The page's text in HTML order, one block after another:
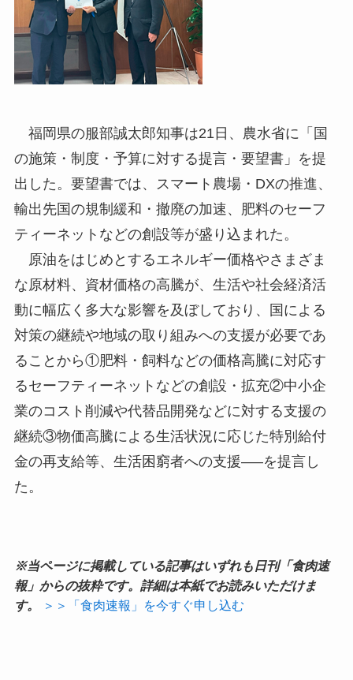
福岡県の服部誠太郎知事は21日、農水省に「国
の施策・制度・予算に対する提言・要望書」を提
出した。要望書では、スマート農場・DXの推進、
輸出先国の規制緩和・撤廃の加速、肥料のセーフ
ティーネットなどの創設等が盛り込まれた。
原油をはじめとするエネルギー価格やさまざま
な原材料、資材価格の高騰が、生活や社会経済活
動に幅広く多大な影響を及ぼしており、国による
対策の継続や地域の取り組みへの支援が必要であ
ることから①肥料・飼料などの価格高騰に対応す
るセーフティーネットなどの創設・拡充②中小企
業のコスト削減や代替品開発などに対する支援の
継続③物価高騰による生活状況に応じた特別給付
金の再支給等、生活困窮者への支援—–を提言し
た。
※当ページに掲載している記事はいずれも日刊「食肉速
報」からの抜粋です。詳細は本紙でお読みいただけま
す。
＞＞「食肉速報」を今すぐ申し込む